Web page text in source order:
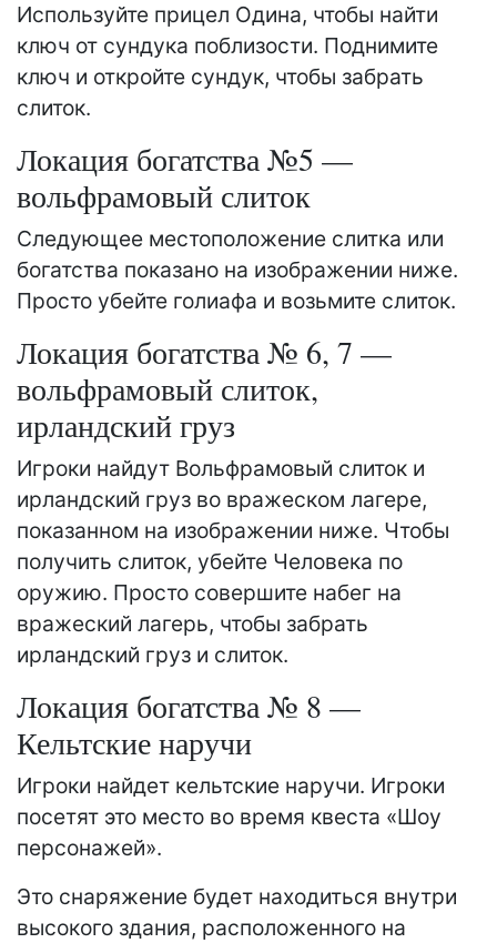
Используйте прицел Одина, чтобы найти
ключ от сундука поблизости. Поднимите
ключ и откройте сундук, чтобы забрать
слиток.
Локация богатства №5 —
вольфрамовый слиток
Следующее местоположение слитка или
богатства показано на изображении ниже.
Просто убейте голиафа и возьмите слиток.
Локация богатства № 6, 7 —
вольфрамовый слиток,
ирландский груз
Игроки найдут Вольфрамовый слиток и
ирландский груз во вражеском лагере,
показанном на изображении ниже. Чтобы
получить слиток, убейте Человека по
оружию. Просто совершите набег на
вражеский лагерь, чтобы забрать
ирландский груз и слиток.
Локация богатства № 8 —
Кельтские наручи
Игроки найдет кельтские наручи. Игроки
посетят это место во время квеста «Шоу
персонажей».
Это снаряжение будет находиться внутри
высокого здания, расположенного на